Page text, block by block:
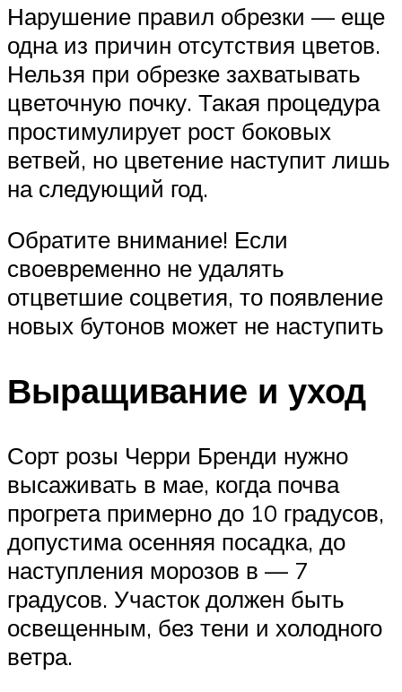
Нарушение правил обрезки — еще
одна из причин отсутствия цветов.
Нельзя при обрезке захватывать
цветочную почку. Такая процедура
простимулирует рост боковых
ветвей, но цветение наступит лишь
на следующий год.
Обратите внимание! Если
своевременно не удалять
отцветшие соцветия, то появление
новых бутонов может не наступить
Выращивание и уход
Сорт розы Черри Бренди нужно
высаживать в мае, когда почва
прогрета примерно до 10 градусов,
допустима осенняя посадка, до
наступления морозов в — 7
градусов. Участок должен быть
освещенным, без тени и холодного
ветра.